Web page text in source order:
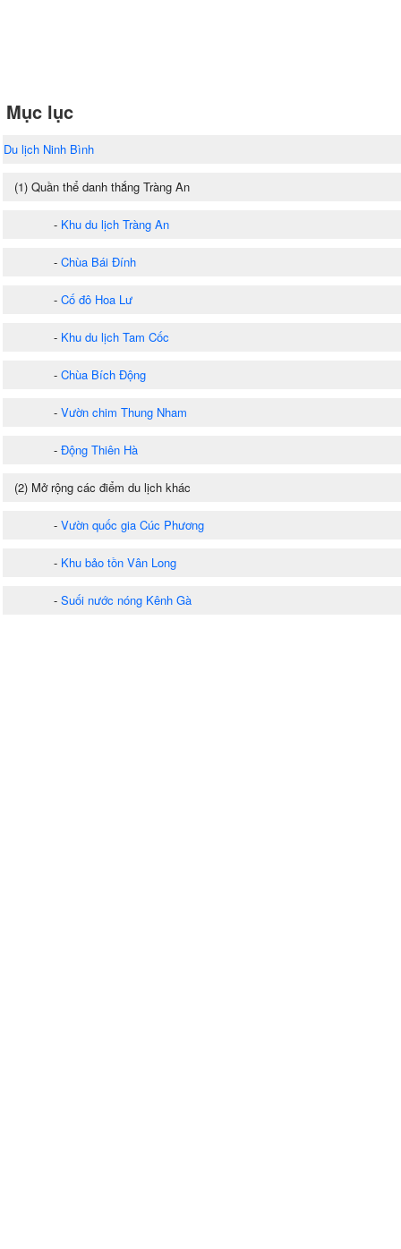
Mục lục
Du lịch Ninh Bình
(1) Quần thể danh thắng Tràng An
- Khu du lịch Tràng An
- Chùa Bái Đính
- Cố đô Hoa Lư
- Khu du lịch Tam Cốc
- Chùa Bích Động
- Vườn chim Thung Nham
- Động Thiên Hà
(2) Mở rộng các điểm du lịch khác
- Vườn quốc gia Cúc Phương
- Khu bảo tồn Vân Long
- Suối nước nóng Kênh Gà